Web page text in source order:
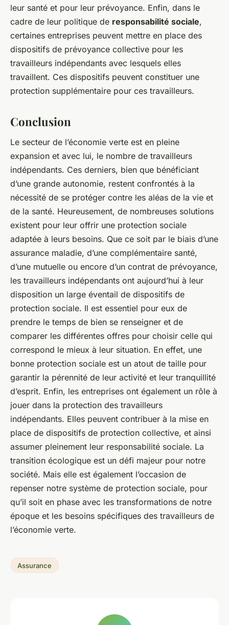
leur santé et pour leur prévoyance. Enfin, dans le
cadre de leur politique de responsabilité sociale,
certaines entreprises peuvent mettre en place des
dispositifs de prévoyance collective pour les
travailleurs indépendants avec lesquels elles
travaillent. Ces dispositifs peuvent constituer une
protection supplémentaire pour ces travailleurs.
Conclusion
Le secteur de l’économie verte est en pleine
expansion et avec lui, le nombre de travailleurs
indépendants. Ces derniers, bien que bénéficiant
d’une grande autonomie, restent confrontés à la
nécessité de se protéger contre les aléas de la vie et
de la santé. Heureusement, de nombreuses solutions
existent pour leur offrir une protection sociale
adaptée à leurs besoins. Que ce soit par le biais d’une
assurance maladie, d’une complémentaire santé,
d’une mutuelle ou encore d’un contrat de prévoyance,
les travailleurs indépendants ont aujourd’hui à leur
disposition un large éventail de dispositifs de
protection sociale. Il est essentiel pour eux de
prendre le temps de bien se renseigner et de
comparer les différentes offres pour choisir celle qui
correspond le mieux à leur situation. En effet, une
bonne protection sociale est un atout de taille pour
garantir la pérennité de leur activité et leur tranquillité
d’esprit. Enfin, les entreprises ont également un rôle à
jouer dans la protection des travailleurs
indépendants. Elles peuvent contribuer à la mise en
place de dispositifs de protection collective, et ainsi
assumer pleinement leur responsabilité sociale. La
transition écologique est un défi majeur pour notre
société. Mais elle est également l’occasion de
repenser notre système de protection sociale, pour
qu’il soit en phase avec les transformations de notre
époque et les besoins spécifiques des travailleurs de
l’économie verte.
Assurance